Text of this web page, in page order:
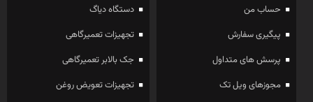
حساب من
پیگیری سفارش
پرسش های متداول
مجوزهای ویل تک
دستگاه دیاگ
تجهیزات تعمیرگاهی
جک بالابر تعمیرگاهی
تجهیزات تعویض روغن